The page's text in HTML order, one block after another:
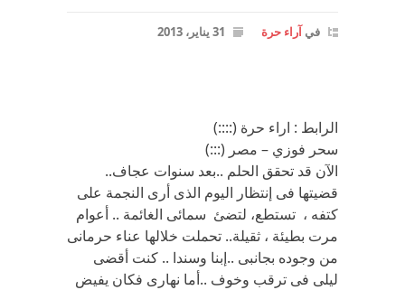
فيآراء حرة 31 يناير، 2013
الرابط : اراء حرة (::::)
سحر فوزي – مصر (:::)
الآن قد تحقق الحلم ..بعد سنوات عجاف..
قضيتها فى إنتظار اليوم الذى أرى النجمة على
كتفه ، تستطع، لتضئ سمائى الغائمة .. أعوام
مرت بطيئة ، ثقيلة.. تحملت خلالها عناء حرمانى
من وجوده بجانبى ..إبنا وسندا .. كنت أقضى
ليلى فى ترقب وخوف ..أما نهارى فكان يفيض